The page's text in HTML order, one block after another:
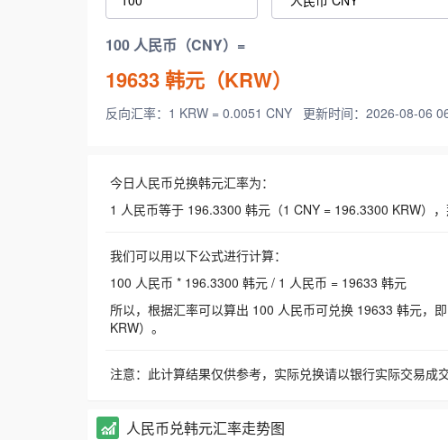
100 人民币（CNY）=
19633韩元（KRW）
反向汇率：1 KRW = 0.0051 CNY 更新时间：2026-08-06
今日人民币兑换韩元汇率为：
1 人民币等于 196.3300 韩元（1 CNY = 196.3300 KRW）
我们可以用以下公式进行计算：
100 人民币 * 196.3300 韩元 / 1 人民币 = 19633 韩元
所以，根据汇率可以算出 100 人民币可兑换 19633 韩元，
KRW）。
注意：此计算结果仅供参考，实际兑换请以银行实际交易成交
人民币兑韩元汇率走势图